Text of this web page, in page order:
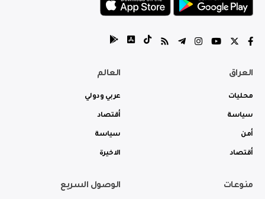
العراق
محليات
سياسة
أمن
أقتصاد
العالم
عربي ودولي
أقتصاد
سياسة
الاخيرة
منوعات الوصول السريع